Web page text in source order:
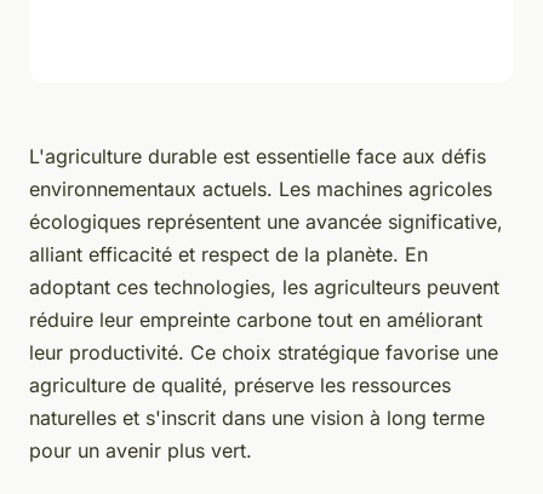
L'agriculture durable est essentielle face aux défis
environnementaux actuels. Les machines agricoles
écologiques représentent une avancée significative,
alliant efficacité et respect de la planète. En
adoptant ces technologies, les agriculteurs peuvent
réduire leur empreinte carbone tout en améliorant
leur productivité. Ce choix stratégique favorise une
agriculture de qualité, préserve les ressources
naturelles et s'inscrit dans une vision à long terme
pour un avenir plus vert.